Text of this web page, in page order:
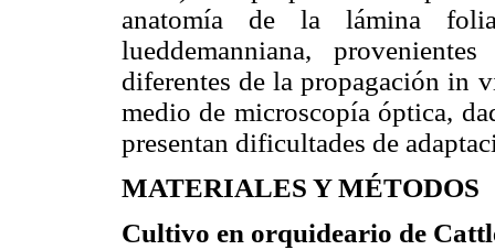
anatomía de la lámina
lueddemanniana,
diferentes de la propagación in
medio de microscopía óptica,
presentan dificultades de
MATERIALES Y MÉTODOS
Cultivo en orquideario de